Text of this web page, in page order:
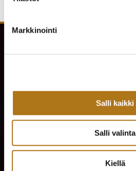
Markkinointi
Salli kaikki
Salli valinta
Kiellä